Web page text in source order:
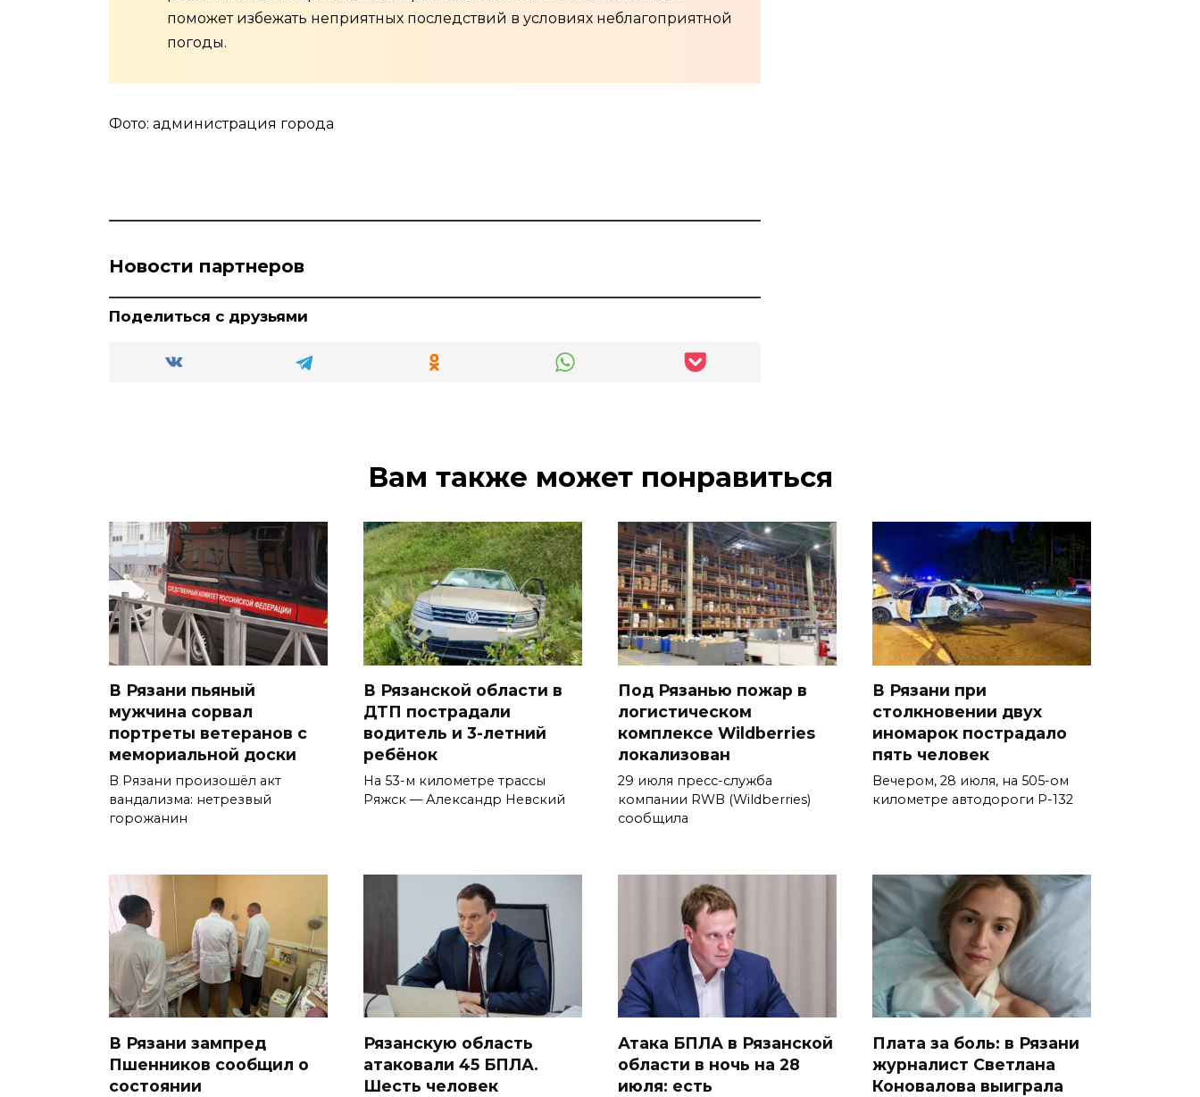
поможет избежать неприятных последствий в условиях неблагоприятной
погоды.
Фото: администрация города
Новости партнеров
Поделиться с друзьями
Вам также может понравиться
В Рязани пьяный
мужчина сорвал
портреты ветеранов с
мемориальной доски
В Рязани произошёл акт
вандализма: нетрезвый
горожанин
В Рязанской области в
ДТП пострадали
водитель и 3-летний
ребёнок
На 53-м километре трассы
Ряжск — Александр Невский
Под Рязанью пожар в
логистическом
комплексе Wildberries
локализован
29 июля пресс-служба
компании RWB (Wildberries)
сообщила
В Рязани при
столкновении двух
иномарок пострадало
пять человек
Вечером, 28 июля, на 505-ом
километре автодороги Р-132
В Рязани зампред
Пшенников сообщил о
состоянии
Рязанскую область
атаковали 45 БПЛА.
Шесть человек
Атака БПЛА в Рязанской
области в ночь на 28
июля: есть
Плата за боль: в Рязани
журналист Светлана
Коновалова выиграла